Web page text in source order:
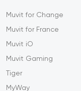
Muvit for Change
Muvit for France
Muvit iO
Muvit Gaming
Tiger
MyWay